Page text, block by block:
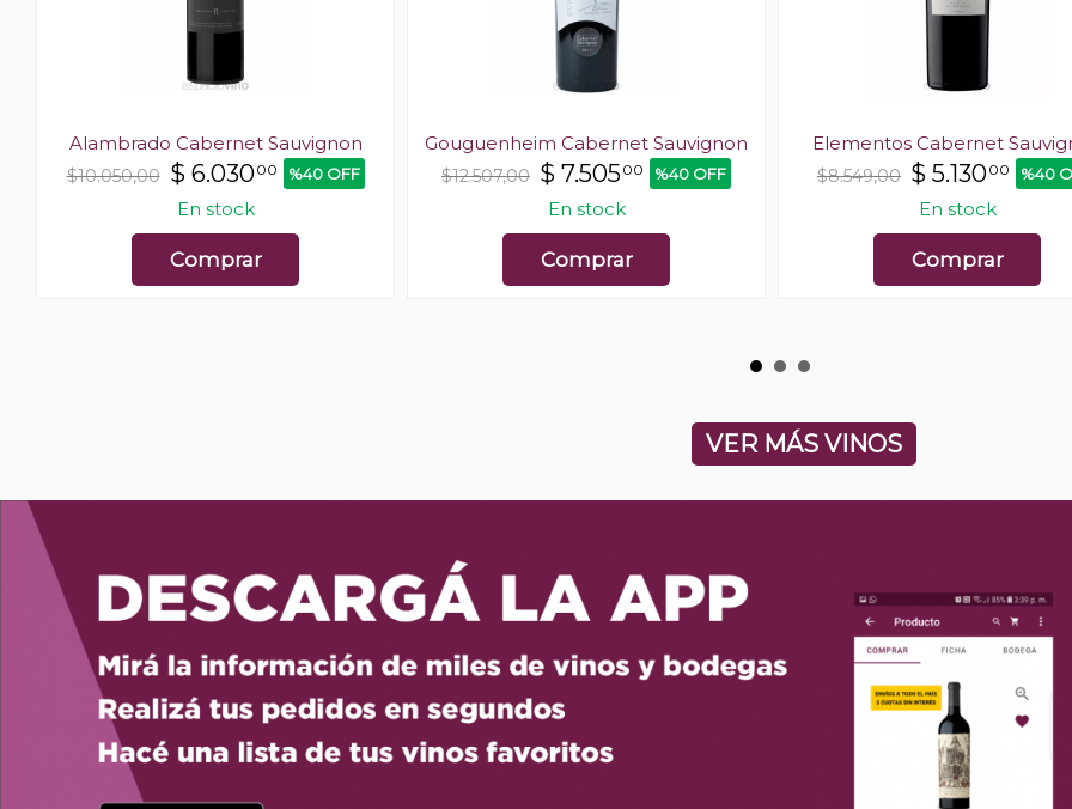
Alambrado Cabernet Sauvignon
$10.050,00 $ 6.03000 %40 OFF
En stock
Comprar
Gouguenheim Cabernet Sauvignon
$12.507,00 $ 7.50500 %40 OFF
En stock
Comprar
Elementos Cabernet
$8.549,00 $ 5.13000 %40
En stock
Comprar
VER MÁS VINOS